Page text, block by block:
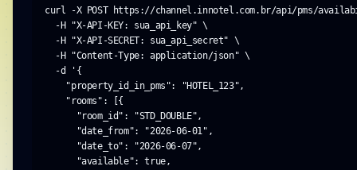
curl -X POST https://channel.innotel.com.br/api/pms/
  -H "X-API-KEY: sua_api_key" \
  -H "X-API-SECRET: sua_api_secret" \
  -H "Content-Type: application/json" \
  -d '{
    "property_id_in_pms": "HOTEL_123",
    "rooms": [{
      "room_id": "STD_DOUBLE",
      "date_from": "2026-06-01",
      "date_to": "2026-06-07",
      "available": true,